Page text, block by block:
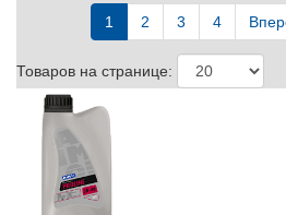
1 2 3 4
Товаров на странице: